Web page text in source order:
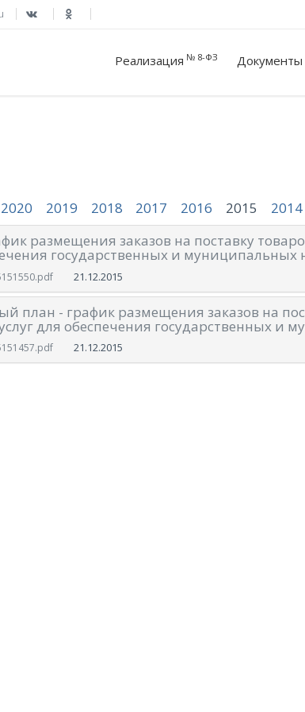
Реализация № 8-ФЗ Документы
2020 2019 2018 2017 2016 2015
2014
размещения заказов на поставку
государственных и муниципальных
21.12.2015
план - график размещения заказов на
для обеспечения государственных и
21.12.2015